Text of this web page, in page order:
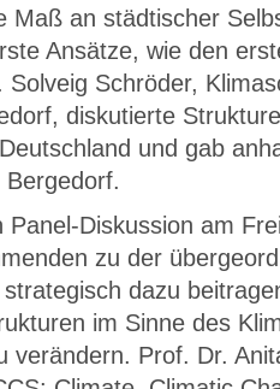
Maß an städtischer
Ansätze, wie den
Schröder,
diskutierte
und gab
Bergedorf.
Panel-Diskussion am
zu der
dazu
im Sinne des
verändern. Prof. Dr.